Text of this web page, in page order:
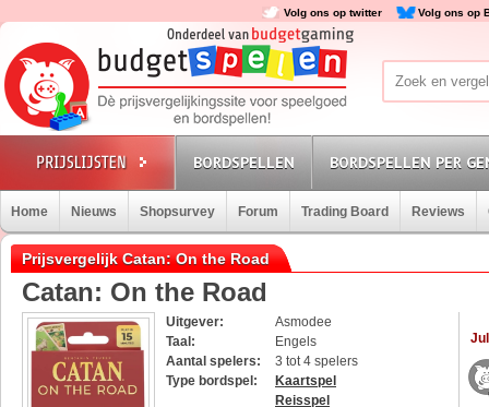
Volg ons op twitter Volg ons op
BORDSPELLEN BORDSPELLEN PER
Home Nieuws Shopsurvey Forum Trading Board Reviews
Prijsvergelijk Catan: On the Road
Catan: On the Road
Uitgever:
Asmodee
Taal:
Engels
Aantal spelers:
3 tot 4 spelers
Type bordspel:
Kaartspel
Reisspel